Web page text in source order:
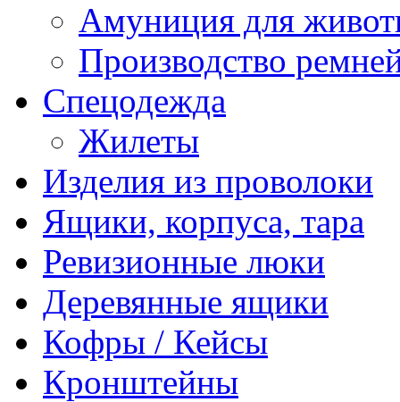
Амуниция для
Производство
Спецодежда
Жилеты
Изделия из проволоки
Ящики, корпуса, тара
Ревизионные люки
Деревянные ящики
Кофры / Кейсы
Кронштейны